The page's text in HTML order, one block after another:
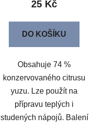
25 Kč
DO KOŠÍKU
Obsahuje 74 %
konzervovaného citrusu
yuzu. Lze použít na
přípravu teplých i
studených nápojů. Balení